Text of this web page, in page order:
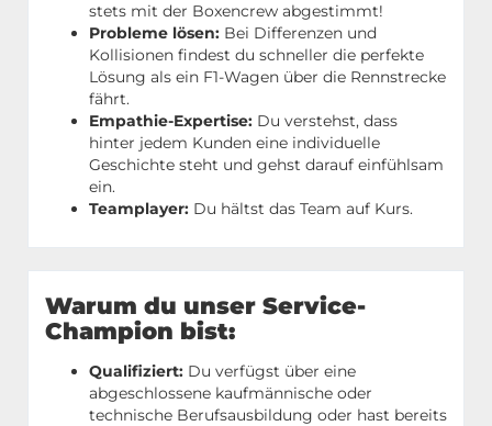
stets mit der Boxencrew abgestimmt!
Probleme lösen: Bei Differenzen und
Kollisionen findest du schneller die perfekte
Lösung als ein F1-Wagen über die Rennstrecke
fährt.
Empathie-Expertise: Du verstehst, dass
hinter jedem Kunden eine individuelle
Geschichte steht und gehst darauf einfühlsam
ein.
Teamplayer: Du hältst das Team auf Kurs.
Warum du unser Service-
Champion bist:
Qualifiziert: Du verfügst über eine
abgeschlossene kaufmännische oder
technische Berufsausbildung oder hast bereits